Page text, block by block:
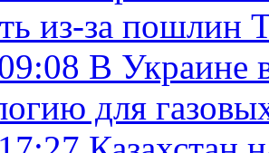
из-за пошлин
В Украине
для